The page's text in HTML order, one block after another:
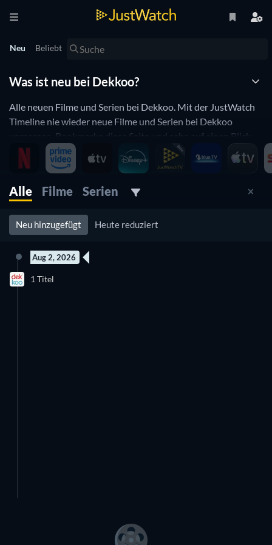
Neu Beliebt
Was ist neu bei Dekkoo?
Alle neuen Filme und Serien bei Dekkoo. Mit der JustWatch
Timeline nie wieder neue Filme und Serien bei Dekkoo
verpassen. Bookmarke diese Seite und sehe auf einen Blick
ob neue Filme, oder Serien hinzugefügt wurden.
Dekkoo updated ständig den Katalog von zu streamenden
Filmen und Serien. Wenn du das Gefühl hast, dass du eh
schon alles bei Dekkoo gesehen hast was dich interessiert,
dann wirst du die JustWatch Timeline mögen. Hier kannst du
täglich schauen, ob etwas neues hinzugefügt wurde.
Alle Filme Serien
Neu hinzugefügt Heute reduziert
Aug 2, 2026
1 Titel